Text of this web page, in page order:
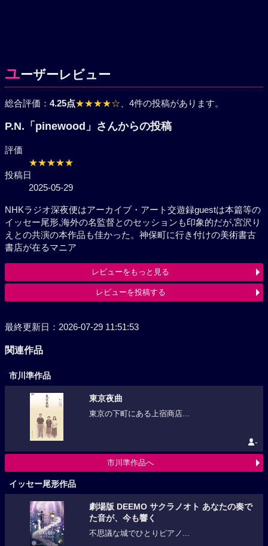
ユーザーレビュー
総合評価： 4.25点★★★★☆ 、4件の投稿があります。
P.N.「pinewood」さんからの投稿
評価
★★★★★
投稿日
2025-05-29
NHKラジオ深夜便はアーカイブ・アート交遊録guestは本篇等の
イッセー尾形,海外の名監督とのセッションも印象的だが,宮沢り
えとの共演の本作品も佳かった。神保町に行き付けの美術書古
書店が在るマニア
レビューをもっと見る
レビューを投稿する
最終更新日：2026-07-29 11:51:53
関連作品
市川準作品
東京夜曲
東京の下町にある上宿商店...
-
市川準作品へ
イッセー尾形作品
劇場版 DEEMO サクラノオト あなたの奏で
た音が、今も響く
不思議な城でひとりピアノ...